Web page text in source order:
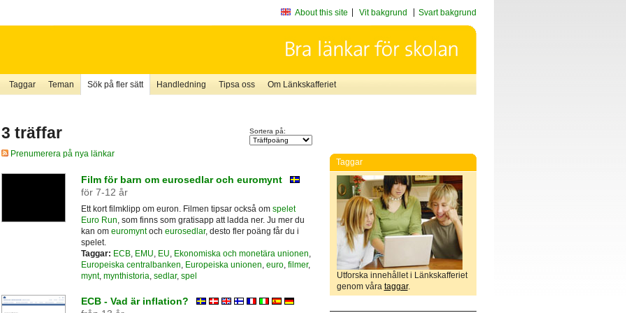
About this site Vit bakgrund Svart bakgrund
Taggar Teman Sök på fler sätt Handledning Tipsa oss Om Länkskafferiet
3 träffar Sortera på:
Prenumerera på nya länkar
Film för barn om eurosedlar och euromynt
för 7-12 år
Ett kort filmklipp om euron. Filmen tipsar också om spelet
Euro Run , som finns som gratisapp att ladda ner. Ju mer du
kan om euromyntoch eurosedlar, desto fler poäng får du i
spelet.
Taggar: ECB, EMU EU Ekonomiska och monetära unionen
Europeiska centralbanken Europeiska unionen euro, filmer,
mynt, mynthistoria sedlar, spel
ECB - Vad är inflation?
Taggar
Utforska innehållet i Länkskafferiet
genom våra taggar.